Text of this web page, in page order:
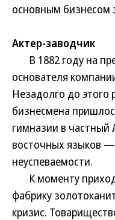
основным бизнесом
Актер-заводчик
В 1882 году на
основателя
Незадолго до
бизнесмена
гимназии в частный
восточных языков
неуспеваемости.
К моменту
фабрику
кризис.